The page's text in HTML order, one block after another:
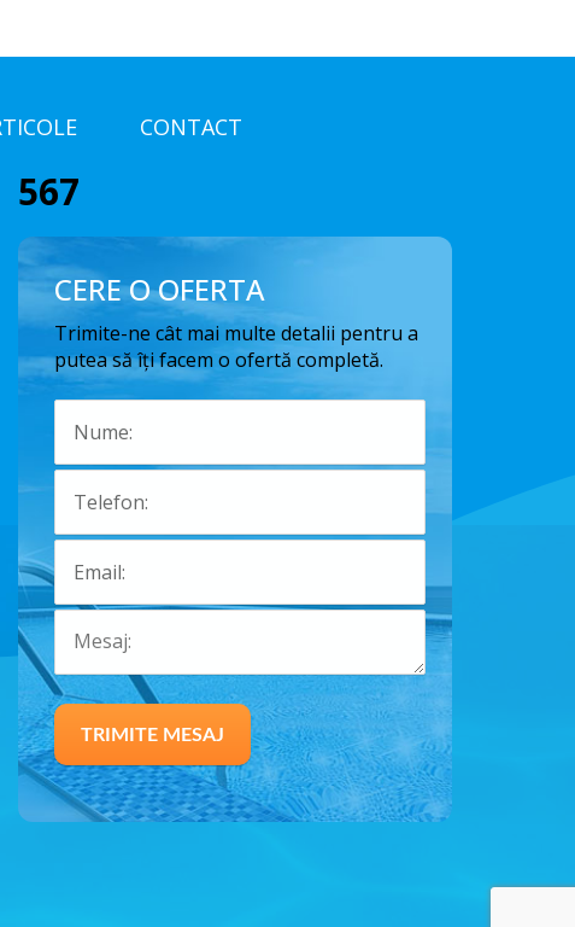
CONTACT
567
CERE O OFERTA
Trimite-ne cât mai multe detalii pentru a
putea să îți facem o ofertă completă.